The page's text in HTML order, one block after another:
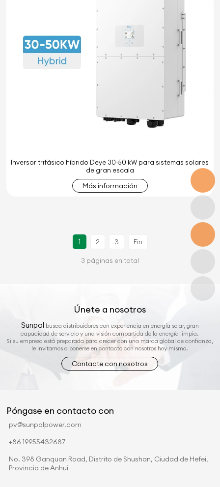
Inversor trifásico híbrido Deye 30-50 kW para sistemas solares
de gran escala
Más información
1 2 3 Fin
3 páginas en total
Únete a nosotros
Sunpal busca distribuidores con experiencia en energía solar, gran
capacidad de servicio y una visión compartida de la energía limpia.
Si su empresa está preparada para crecer con una marca global de confianza,
le invitamos a ponerse en contacto con nosotros hoy mismo.
Contacte con nosotros
Póngase en contacto con
pv@sunpalpower.com
+86 19955432687
No. 398 Ganquan Road, Distrito de Shushan, Ciudad de Hefei,
Provincia de Anhui